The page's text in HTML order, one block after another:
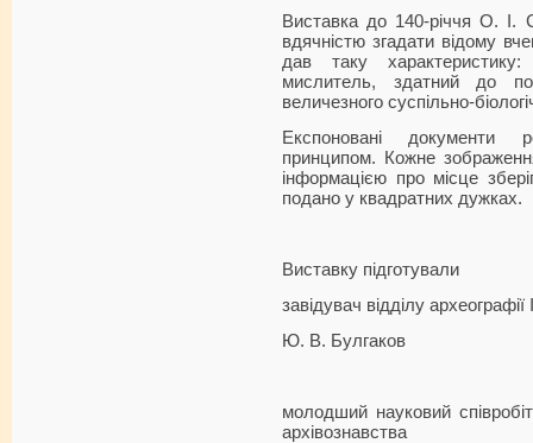
Виставка до 140-річчя О. І.
вдячністю згадати відому
дав таку
мислитель, здатний до
величезного суспільно-
Експоновані документи
принципом. Кожне
інформацією про місце
подано у квадратних дужках.
Виставку підготували
завідувач відділу
Ю. В. Булгаков
молодший науковий
архівознавства